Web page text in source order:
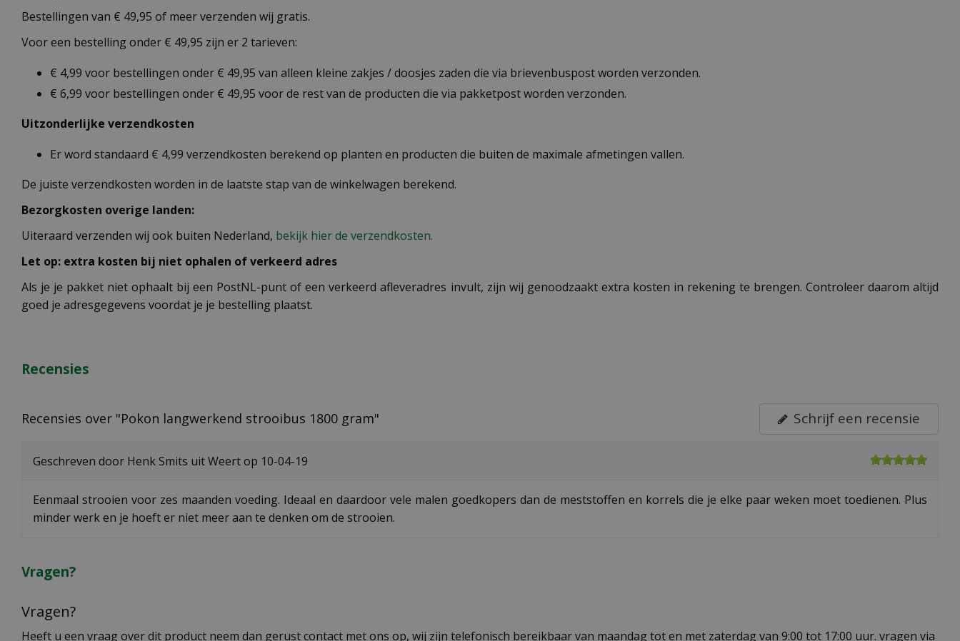
Bestellingen van € 49,95 of meer verzenden wij gratis.
Voor een bestelling onder € 49,95 zijn er 2 tarieven:
€ 4,99 voor bestellingen onder € 49,95 van alleen kleine zakjes / doosjes zaden die via brievenbuspost worden verzonden.
€ 6,99 voor bestellingen onder € 49,95 voor de rest van de producten die via pakketpost worden verzonden.
Uitzonderlijke verzendkosten
Er word standaard € 4,99 verzendkosten berekend op planten en producten die buiten de maximale afmetingen vallen.
De juiste verzendkosten worden in de laatste stap van de winkelwagen berekend.
Bezorgkosten overige landen:
Uiteraard verzenden wij ook buiten Nederland, bekijk hier de verzendkosten.
Let op: extra kosten bij niet ophalen of verkeerd adres
Als je je pakket niet ophaalt bij een PostNL-punt of een verkeerd afleveradres invult, zijn wij genoodzaakt extra kosten in rekening te brengen. Controleer daarom altijd
goed je adresgegevens voordat je je bestelling plaatst.
Recensies
Recensies over "Pokon langwerkend strooibus 1800 gram" Schrijf een recensie
Geschreven door Henk Smits uit Weert op 10-04-19
Eenmaal strooien voor zes maanden voeding. Ideaal en daardoor vele malen goedkopers dan de meststoffen en korrels die je elke paar weken moet toedienen. Plus
minder werk en je hoeft er niet meer aan te denken om de strooien.
Vragen?
Vragen?
Heeft u een vraag over dit product neem dan gerust contact met ons op, wij zijn telefonisch bereikbaar van maandag tot en met zaterdag van 9:00 tot 17:00 uur. vragen via